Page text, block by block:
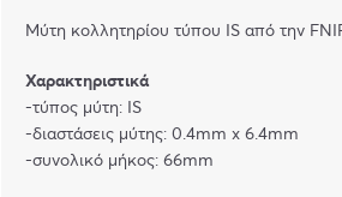
Μύτη κολλητηρίου τύπου IS από την
Χαρακτηριστικά
-τύπος μύτη: IS
-διαστάσεις μύτης: 0.4mm x 6.4mm
-συνολικό μήκος: 66mm